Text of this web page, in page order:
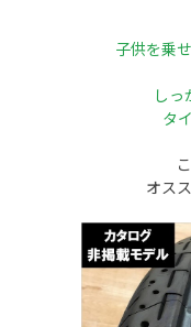
子供を乗
しっ
タ
オス